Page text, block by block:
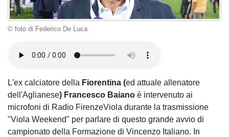
© foto di Federico De Luca
L'ex calciatore della Fiorentina (ed attuale allenatore
dell'Aglianese) Francesco Baiano è intervenuto ai
microfoni di Radio FirenzeViola durante la trasmissione
"Viola Weekend" per parlare di questo grande avvio di
campionato della Formazione di Vincenzo Italiano. In